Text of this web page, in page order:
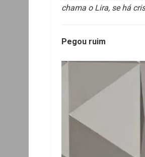
chama o Lira, se há
Pegou ruim